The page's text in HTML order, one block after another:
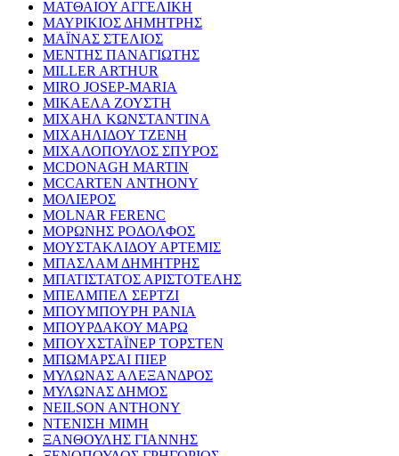
ΜΑΤΘΑΙΟΥ ΑΓΓΕΛΙΚΗ
ΜΑΥΡΙΚΙΟΣ ΔΗΜΗΤΡΗΣ
ΜΑΪΝΑΣ ΣΤΕΛΙΟΣ
ΜΕΝΤΗΣ ΠΑΝΑΓΙΩΤΗΣ
MILLER ARTHUR
MIRO JOSEP-MARIA
ΜΙΚΑΕΛΑ ΖΟΥΣΤΗ
ΜΙΧΑΗΛ ΚΩΝΣΤΑΝΤΙΝΑ
ΜΙΧΑΗΛΙΔΟΥ ΤΖΕΝΗ
ΜΙΧΑΛΟΠΟΥΛΟΣ ΣΠΥΡΟΣ
MCDONAGH MARTIN
MCCARTEN ANTHONY
ΜΟΛΙΕΡΟΣ
MOLNAR FERENC
ΜΟΡΩΝΗΣ ΡΟΔΟΛΦΟΣ
ΜΟΥΣΤΑΚΛΙΔΟΥ ΑΡΤΕΜΙΣ
ΜΠΑΣΛΑΜ ΔΗΜΗΤΡΗΣ
ΜΠΑΤΙΣΤΑΤΟΣ ΑΡΙΣΤΟΤΕΛΗΣ
ΜΠΕΛΜΠΕΛ ΣΕΡΤΖΙ
ΜΠΟΥΜΠΟΥΡΗ ΡΑΝΙΑ
ΜΠΟΥΡΔΑΚΟΥ ΜΑΡΩ
ΜΠΟΥΧΣΤΑΪΝΕΡ ΤΟΡΣΤΕΝ
ΜΠΩΜΑΡΣΑΙ ΠΙΕΡ
ΜΥΛΩΝΑΣ ΑΛΕΞΑΝΔΡΟΣ
ΜΥΛΩΝΑΣ ΔΗΜΟΣ
NEILSON ANTHONY
ΝΤΕΝΙΣΗ ΜΙΜΗ
ΞΑΝΘΟΥΛΗΣ ΓΙΑΝΝΗΣ